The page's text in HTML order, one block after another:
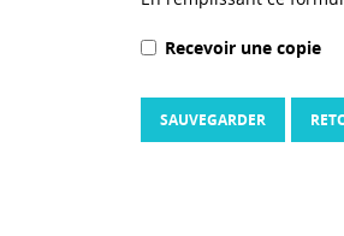
Recevoir une copie
SAUVEGARDER